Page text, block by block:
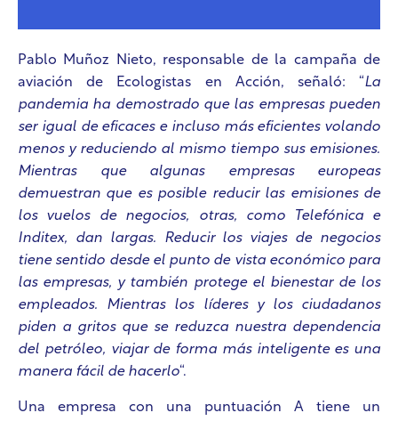
Pablo Muñoz Nieto, responsable de la campaña de
aviación de Ecologistas en Acción, señaló: “La
pandemia ha demostrado que las empresas pueden
ser igual de eficaces e incluso más eficientes volando
menos y reduciendo al mismo tiempo sus emisiones.
Mientras que algunas empresas europeas
demuestran que es posible reducir las emisiones de
los vuelos de negocios, otras, como Telefónica e
Inditex, dan largas. Reducir los viajes de negocios
tiene sentido desde el punto de vista económico para
las empresas, y también protege el bienestar de los
empleados. Mientras los líderes y los ciudadanos
piden a gritos que se reduzca nuestra dependencia
del petróleo, viajar de forma más inteligente es una
manera fácil de hacerlo“.
Una empresa con una puntuación A tiene un